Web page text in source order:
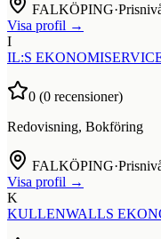
FALKÖPING·
Visa profil →
I
IL:S
0 (0 recensioner)
Redovisning, Bokföring
FALKÖPING·
Visa profil →
K
KULLENWALLS